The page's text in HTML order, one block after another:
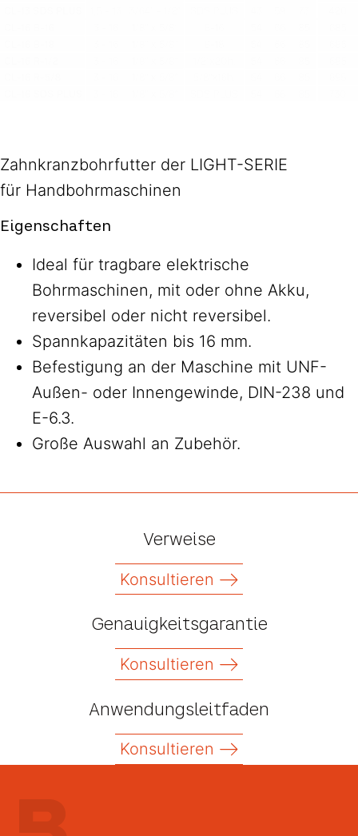
Zahnkranzbohrfutter der LIGHT-SERIE
für Handbohrmaschinen
Eigenschaften
Ideal für tragbare elektrische
Bohrmaschinen, mit oder ohne Akku,
reversibel oder nicht reversibel.
Spannkapazitäten bis 16 mm.
Befestigung an der Maschine mit UNF-
Außen- oder Innengewinde, DIN-238 und
E-6.3.
Große Auswahl an Zubehör.
Verweise
Konsultieren
Genauigkeitsgarantie
Konsultieren
Anwendungsleitfaden
Konsultieren